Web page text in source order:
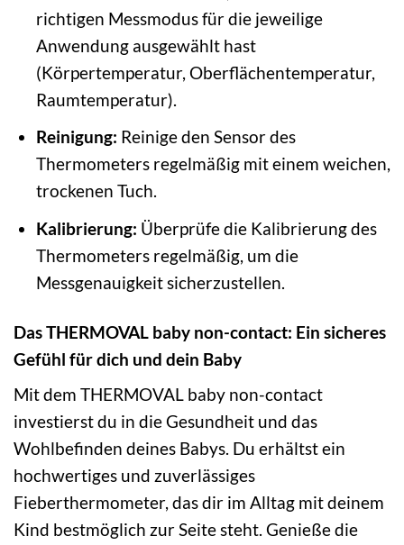
richtigen Messmodus für die jeweilige
Anwendung ausgewählt hast
(Körpertemperatur, Oberflächentemperatur,
Raumtemperatur).
Reinigung: Reinige den Sensor des
Thermometers regelmäßig mit einem weichen,
trockenen Tuch.
Kalibrierung: Überprüfe die Kalibrierung des
Thermometers regelmäßig, um die
Messgenauigkeit sicherzustellen.
Das THERMOVAL baby non-contact: Ein sicheres
Gefühl für dich und dein Baby
Mit dem THERMOVAL baby non-contact
investierst du in die Gesundheit und das
Wohlbefinden deines Babys. Du erhältst ein
hochwertiges und zuverlässiges
Fieberthermometer, das dir im Alltag mit deinem
Kind bestmöglich zur Seite steht. Genieße die